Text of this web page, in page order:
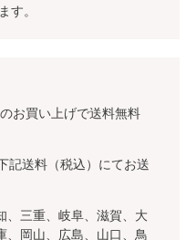
す。
のお買い上げで送料無料
記送料（税込）にてお送
、三重、岐阜、滋賀、大
、岡山、広島、山口、鳥